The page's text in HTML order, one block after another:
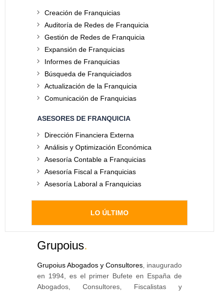
Creación de Franquicias
Auditoría de Redes de Franquicia
Gestión de Redes de Franquicia
Expansión de Franquicias
Informes de Franquicias
Búsqueda de Franquiciados
Actualización de la Franquicia
Comunicación de Franquicias
ASESORES DE FRANQUICIA
Dirección Financiera Externa
Análisis y Optimización Económica
Asesoría Contable a Franquicias
Asesoría Fiscal a Franquicias
Asesoría Laboral a Franquicias
LO ÚLTIMO
Grupoius.
Grupoius Abogados y Consultores , inaugurado
en 1994, es el primer Bufete en España de
Abogados, Consultores, Fiscalistas y